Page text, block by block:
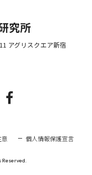
究所
アグリスクエア新宿
個人情報保護宣言
Reserved.